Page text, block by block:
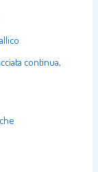
continua,